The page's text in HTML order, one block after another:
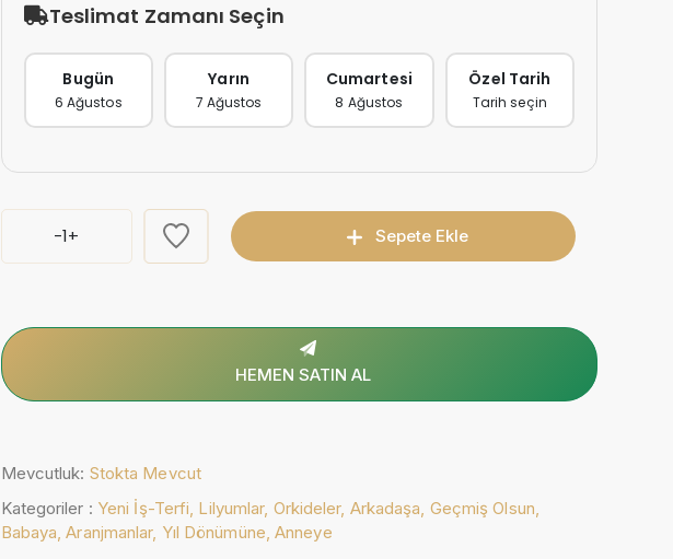
Teslimat Zamanı Seçin
Bugün
6 Ağustos
Yarın
7 Ağustos
Cumartesi
8 Ağustos
Özel Tarih
Tarih seçin
-1+ Sepete Ekle
HEMEN SATIN AL
Mevcutluk: Stokta Mevcut
Kategoriler : Yeni İş-Terfi, Lilyumlar, Orkideler, Arkadaşa, Geçmiş Olsun,
Babaya,Aranjmanlar, Yıl Dönümüne,Anneye